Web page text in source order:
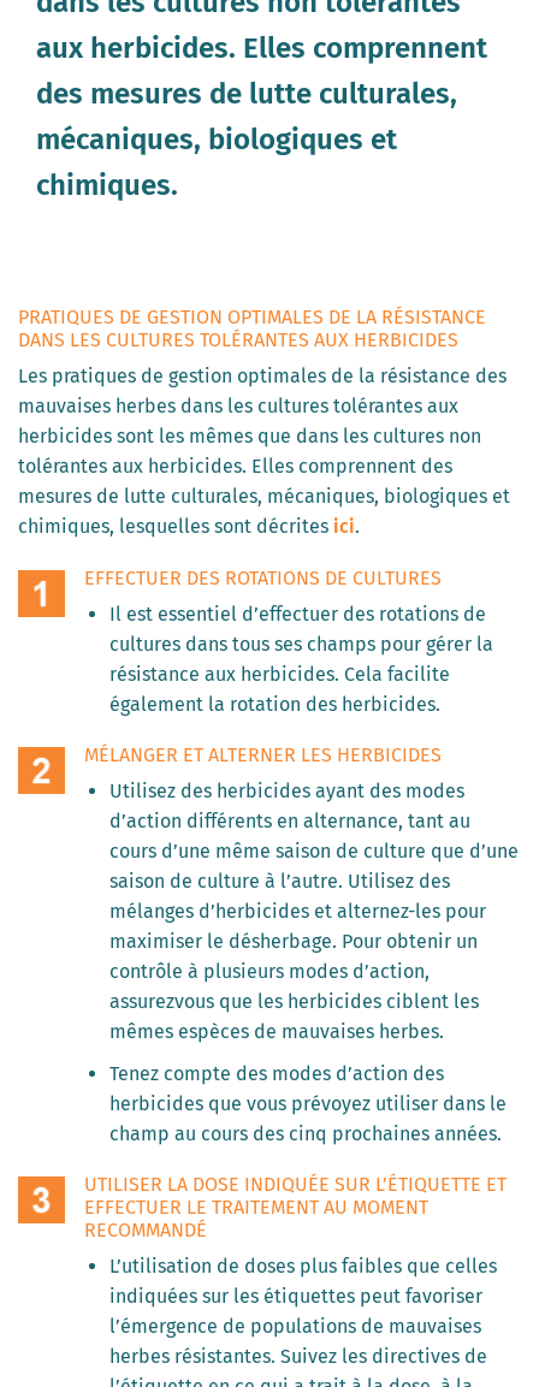
aux herbicides. Elles comprennent
des mesures de lutte culturales,
mécaniques, biologiques et
chimiques.
PRATIQUES DE GESTION OPTIMALES DE LA RÉSISTANCE
DANS LES CULTURES TOLÉRANTES AUX HERBICIDES
Les pratiques de gestion optimales de la résistance des
mauvaises herbes dans les cultures tolérantes aux
herbicides sont les mêmes que dans les cultures non
tolérantes aux herbicides. Elles comprennent des
mesures de lutte culturales, mécaniques, biologiques et
chimiques, lesquelles sont décrites ici.
EFFECTUER DES ROTATIONS DE CULTURES
Il est essentiel d’effectuer des rotations de
cultures dans tous ses champs pour gérer la
résistance aux herbicides. Cela facilite
également la rotation des herbicides.
MÉLANGER ET ALTERNER LES HERBICIDES
Utilisez des herbicides ayant des modes
d’action différents en alternance, tant au
cours d’une même saison de culture que d’une
saison de culture à l’autre. Utilisez des
mélanges d’herbicides et alternez-les pour
maximiser le désherbage. Pour obtenir un
contrôle à plusieurs modes d’action,
assurezvous que les herbicides ciblent les
mêmes espèces de mauvaises herbes.
Tenez compte des modes d’action des
herbicides que vous prévoyez utiliser dans le
champ au cours des cinq prochaines années.
UTILISER LA DOSE INDIQUÉE SUR L’ÉTIQUETTE ET
EFFECTUER LE TRAITEMENT AU MOMENT
RECOMMANDÉ
L’utilisation de doses plus faibles que celles
indiquées sur les étiquettes peut favoriser
l’émergence de populations de mauvaises
herbes résistantes. Suivez les directives de